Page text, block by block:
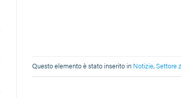
Questo elemento è stato inserito in Notizie,Settore